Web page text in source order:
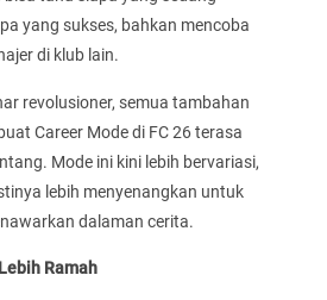
yang sukses, bahkan mencoba
di klub lain.
revolusioner, semua tambahan
Career Mode di FC 26 terasa
Mode ini kini lebih bervariasi,
lebih menyenangkan untuk
dalaman cerita.
Ramah